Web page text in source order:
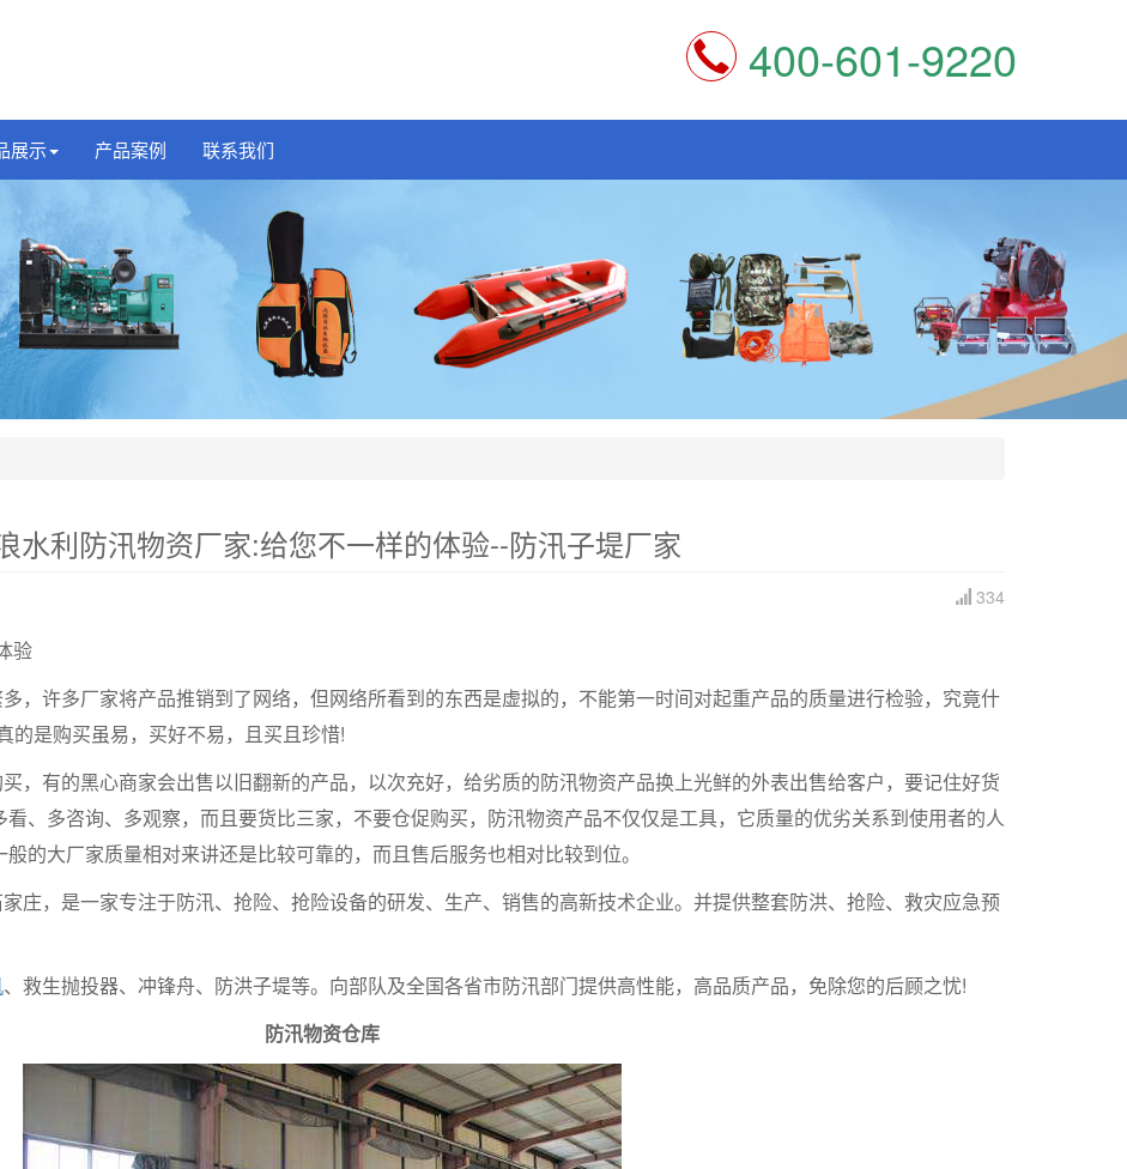
400-601-9220
展示 产品案例 联系我们
水利防汛物资厂家:给您不一样的体验--防汛子堤厂家
334
验
许多厂家将产品推销到了网络，但网络所看到的东西是虚拟的，不能第一时间对起重产品的质量进行检验，究竟什
的是购买虽易，买好不易，且买且珍惜!
有的黑心商家会出售以旧翻新的产品，以次充好，给劣质的防汛物资产品换上光鲜的外表出售给客户，要记住好货
、多咨询、多观察，而且要货比三家，不要仓促购买，防汛物资产品不仅仅是工具，它质量的优劣关系到使用者的人
的大厂家质量相对来讲还是比较可靠的，而且售后服务也相对比较到位。
，是一家专注于防汛、抢险、抢险设备的研发、生产、销售的高新技术企业。并提供整套防洪、抢险、救灾应急预
、救生抛投器、冲锋舟、防洪子堤等。向部队及全国各省市防汛部门提供高性能，高品质产品，免除您的后顾之忧!
防汛物资仓库